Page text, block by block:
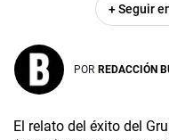
+ Seguir
POR REDACCIÓN
El relato del éxito del